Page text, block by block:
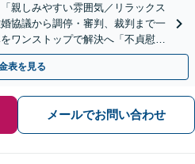
親しみやすい雰囲気／リラックス
協議から調停・審判、裁判まで一
ワンストップで解決へ「不貞慰謝
【休日・夜間相談可】
表を見る
メールでお問い合わせ